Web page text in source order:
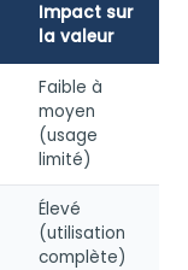
Impact sur
la valeur
Faible à
moyen
(usage
limité)
Élevé
(utilisation
complète)